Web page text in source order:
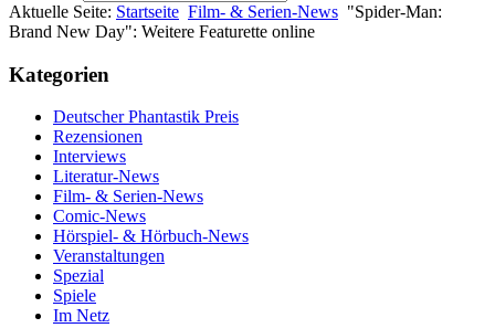
Aktuelle Seite: Startseite Film- & Serien-News "Spider-Man:
Brand New Day": Weitere Featurette online
Kategorien
Deutscher Phantastik Preis
Rezensionen
Interviews
Literatur-News
Film- & Serien-News
Comic-News
Hörspiel- & Hörbuch-News
Veranstaltungen
Spezial
Spiele
Im Netz